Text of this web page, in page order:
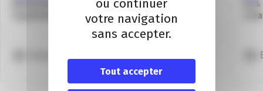
Rencontres de la création d’entreprise –
Septembre à Grasse
IA
ou continuer
votre navigation
sans accepter.
Tout accepter